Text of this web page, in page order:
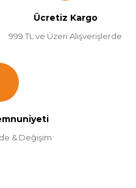
Ücretiz Kargo
999 TL ve Üzeri Alışverişlerde
& Değişim